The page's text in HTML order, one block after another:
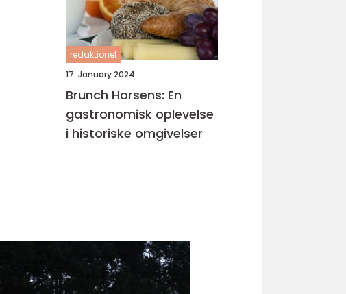
redaktionel
17. January 2024
Brunch Horsens: En
gastronomisk oplevelse
i historiske omgivelser